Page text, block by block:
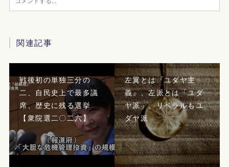
関連記事
戦後初の単独三分の
二、自民史上で最多議
席、歴史に残る選挙
【衆院選二〇二六】
左翼とは『ユダヤ主
義』、左派とは「ユダ
ヤ派」。リベラルもユ
ダヤ派